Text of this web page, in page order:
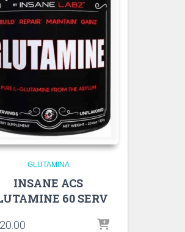
GLUTAMINA
INSANE ACS
60 SERV